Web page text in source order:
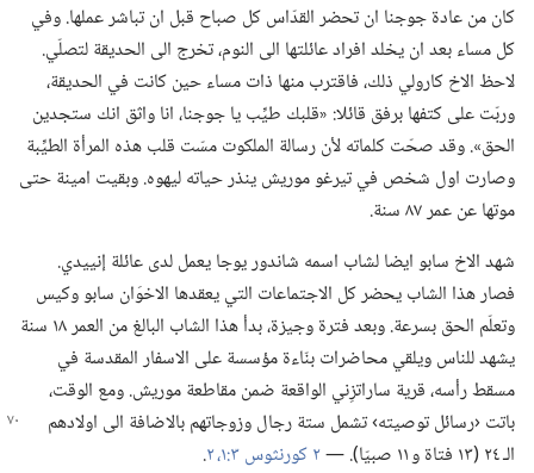
كان من عادة جوجنا ان تحضر القدّاس كل صباح قبل ان تباشر عملها.‏ وفي
كل مساء بعد ان يخلد افراد عائلتها الى النوم،‏ تخرج الى الحديقة لتصلّي.‏
لاحظ الاخ كارولي ذلك،‏ فاقترب منها ذات مساء حين كانت في الحديقة،‏
وربّت على كتفها برفق قائلا:‏ «قلبك طيِّب يا جوجنا،‏ انا واثق انك ستجدين
الحق».‏ وقد صحّت كلماته لأن رسالة الملكوت مسّت قلب هذه المرأة الطيِّبة
وصارت اول شخص في تيرغو موريش ينذر حياته ليهوه.‏ وبقيت امينة حتى
موتها عن عمر ٨٧ سنة.‏
شهد الاخ سابو ايضا لشاب اسمه شاندور يوجا يعمل لدى عائلة إنييدي.‏
فصار هذا الشاب يحضر كل الاجتماعات التي يعقدها الاخوَان سابو وكيس
وتعلّم الحق بسرعة.‏ وبعد فترة وجيزة،‏ بدأ هذا الشاب البالغ من العمر ١٨ سنة
يشهد للناس ويلقي محاضرات بنّاءة مؤسسة على الاسفار المقدسة في
مسقط رأسه،‏ قرية ساراتزِني الواقعة ضمن مقاطعة موريش.‏ ومع الوقت،‏
باتت ‹رسائل توصيته› تشمل ستةرجال وزوجاتهم بالاضافة الى اولادهم
الـ‍ ٢٤ (‏١٣ فتاة و ١١ صبيّا)‏.‏ —‏
٢ كورنثوس ٣:‏١،‏ ٢
‏.‏